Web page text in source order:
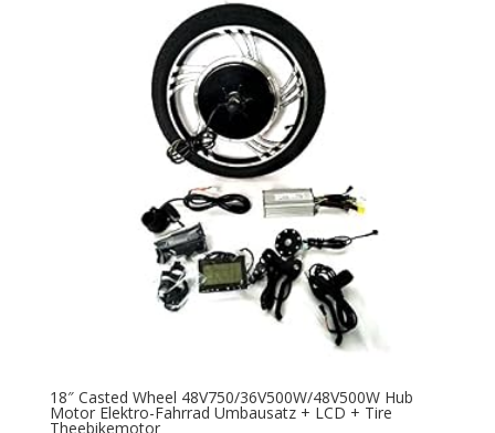
18″ Casted Wheel 48V750/36V500W/48V500W Hub
Motor Elektro-Fahrrad Umbausatz + LCD + Tire
Theebikemotor